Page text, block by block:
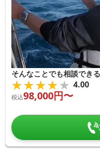
そんなことでも相談でき
★★★★★
★★★★★ 4.00
税込98,000円〜